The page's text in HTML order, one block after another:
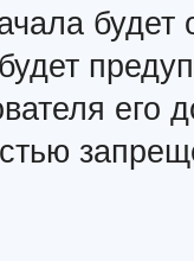
будет